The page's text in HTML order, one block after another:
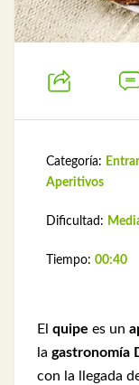
Categoría:
Aperitivos
Dificultad:
Tiempo: 00:40
El quipe es un
la gastronomía
con la llegada